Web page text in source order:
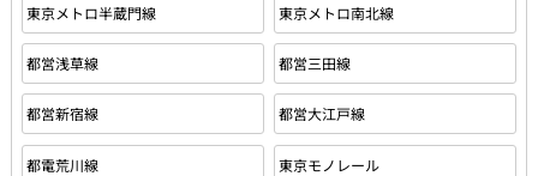
東京メトロ半蔵門線 東京メトロ南北線
都営浅草線 都営三田線
都営新宿線 都営大江戸線
都電荒川線 東京モノレール